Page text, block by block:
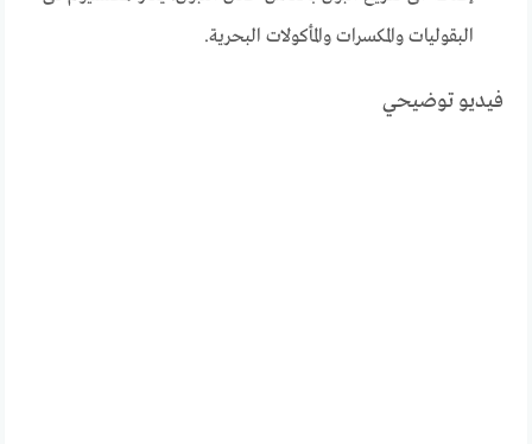
البقوليات والمكسرات والمأكولات البحرية.
فيديو توضيحي